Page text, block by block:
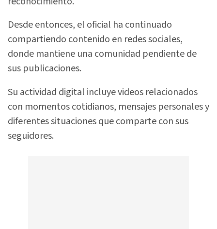
Desde entonces, el oficial ha continuado
compartiendo contenido en redes sociales,
donde mantiene una comunidad pendiente de
sus publicaciones.
Su actividad digital incluye videos relacionados
con momentos cotidianos, mensajes personales y
diferentes situaciones que comparte con sus
seguidores.